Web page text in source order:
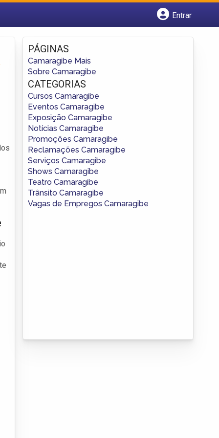
Entrar
Fazer login
Criar conta
PÁGINAS
Camaragibe Mais
Sobre Camaragibe
CATEGORIAS
Cursos Camaragibe
Eventos Camaragibe
Exposição Camaragibe
Notícias Camaragibe
Promoções Camaragibe
Reclamações Camaragibe
Serviços Camaragibe
Shows Camaragibe
Teatro Camaragibe
Trânsito Camaragibe
Vagas de Empregos Camaragibe